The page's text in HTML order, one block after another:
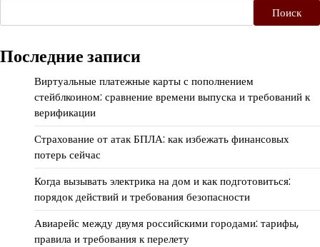
Поиск
Последние записи
Виртуальные платежные карты с пополнением
стейблкоином: сравнение времени выпуска и требований к
верификации
Страхование от атак БПЛА: как избежать финансовых
потерь сейчас
Когда вызывать электрика на дом и как подготовиться:
порядок действий и требования безопасности
Авиарейс между двумя российскими городами: тарифы,
правила и требования к перелету